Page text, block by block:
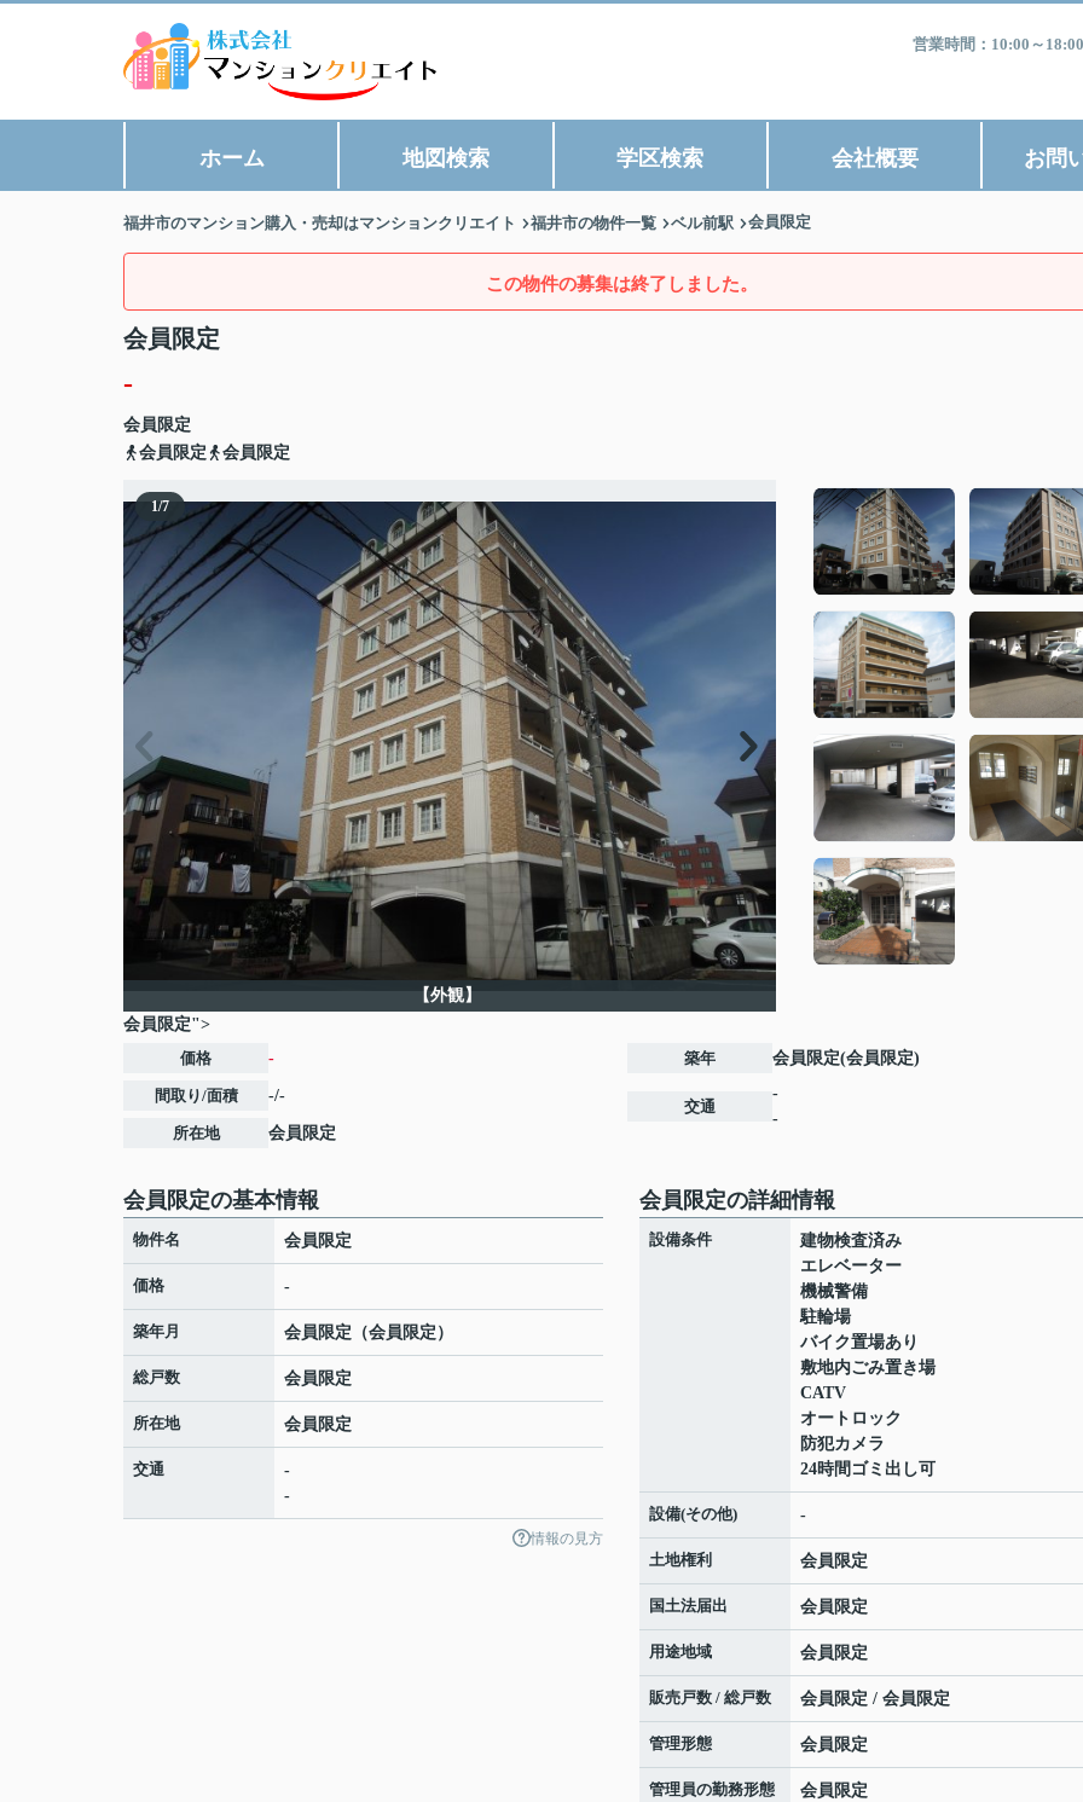
営業時間：10:00～
ホーム 地図検索 学区検索 会社概要 お問
福井市のマンション購入・売却はマンションクリエイト 福井市の物件一覧 ベル前駅 会員限定
この物件の募集は終了しました。
会員限定
-
会員限定
会員限定
会員限定
1/7
会員限定">
【外観】
会員限定"> 会員限定">
会員限定"> 会員限定">
会員限定">
価格 -
間取り/面積 -/-
所在地 会員限定
築年 会員限定(会員限定)
交通
-
-
会員限定の基本情報
物件名 会員限定
価格 -
築年月 会員限定 （会員限定 ）
総戸数 会員限定
所在地 会員限定
交通
-
-
情報の見方
会員限定の詳細情報
設備条件
建物検査済み
エレベーター
機械警備
駐輪場
バイク置場あり
敷地内ごみ置き場
CATV
オートロック
防犯カメラ
24時間ゴミ出し可
設備(その他) -
土地権利 会員限定
国土法届出 会員限定
用途地域 会員限定
販売戸数 / 総戸数 会員限定 / 会員限定
管理形態 会員限定
管理員の勤務形態 会員限定